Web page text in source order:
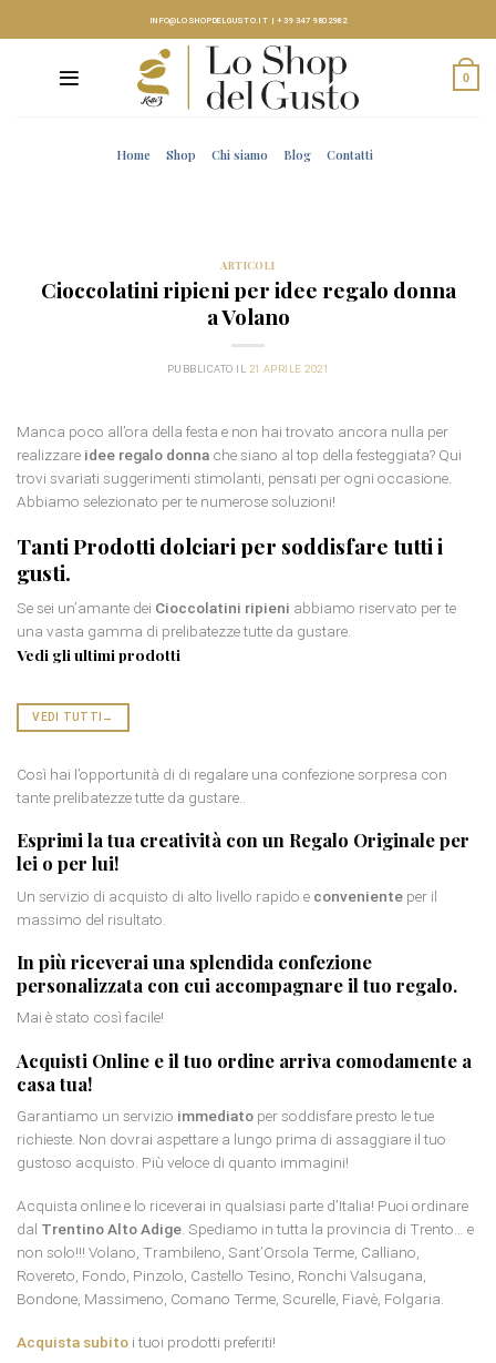
INFO@LOSHOPDELGUSTO.IT |+39 347 9802982
0
Home Shop Chi siamo Blog Contatti
ARTICOLI
Cioccolatini ripieni per idee regalo donna
a Volano
PUBBLICATO IL 21 APRILE 2021
Manca poco all’ora della festa e non hai trovato ancora nulla per
realizzare idee regalo donna che siano al top della festeggiata? Qui
trovi svariati suggerimenti stimolanti, pensati per ogni occasione.
Abbiamo selezionato per te numerose soluzioni!
TantiProdotti dolciariper soddisfare tutti i
gusti.
Se sei un’amante dei Cioccolatini ripieni abbiamo riservato per te
una vasta gamma di prelibatezze tutte da gustare.
Vedi gli ultimi prodotti
VEDI TUTTI →
Così hai l’opportunità di di regalare una confezione sorpresa con
tante prelibatezze tutte da gustare..
Esprimi la tua creatività con un Regalo Originale per
lei o per lui!
Un servizio di acquisto di alto livello rapido e conveniente per il
massimo del risultato.
In più riceverai una splendida confezione
personalizzata con cui accompagnare il tuo regalo.
Mai è stato così facile!
Acquisti Online e il tuo ordine arriva comodamente a
casa tua!
Garantiamo un servizio immediato per soddisfare presto le tue
richieste. Non dovrai aspettare a lungo prima di assaggiare il tuo
gustoso acquisto. Più veloce di quanto immagini!
Acquista online e lo riceverai in qualsiasi parte d’Italia! Puoi ordinare
dal Trentino Alto Adige . Spediamo in tutta la provincia di Trento… e
non solo!!! Volano, Trambileno, Sant’Orsola Terme, Calliano,
Rovereto, Fondo, Pinzolo, Castello Tesino, Ronchi Valsugana,
Bondone, Massimeno, Comano Terme, Scurelle, Fiavè, Folgaria.
Acquista subito i tuoi prodotti preferiti!